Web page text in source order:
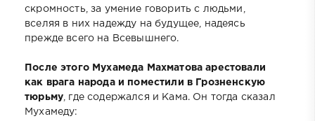
скромность, за умение говорить с людьми,
вселяя в них надежду на будущее, надеясь
прежде всего на Всевышнего.
После этого Мухамеда Махматова арестовали
как врага народа и поместили в Грозненскую
тюрьму , где содержался и Кама. Он тогда сказал
Мухамеду: